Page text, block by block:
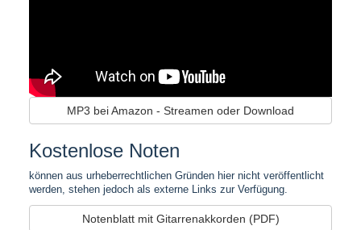
MP3 bei Amazon - Streamen oder Download
Kostenlose Noten
können aus urheberrechtlichen Gründen hier nicht veröffentlicht
werden, stehen jedoch als externe Links zur Verfügung.
Notenblatt mit Gitarrenakkorden (PDF)